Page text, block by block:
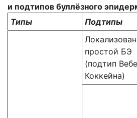
и подтипов буллёзного
Типы
Подтипы
простой БЭ
(подтип
Коккейна)